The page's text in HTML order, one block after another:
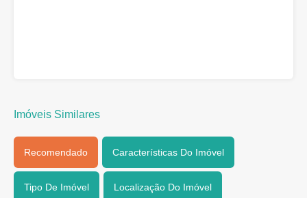
Imóveis Similares
Recomendado Características Do Imóvel
Tipo De Imóvel Localização Do Imóvel